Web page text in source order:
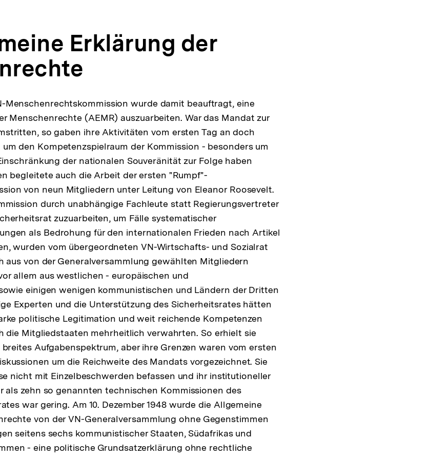
Erklärung der
Menschenrechtskommission wurde damit beauftragt, eine
Menschenrechte (AEMR) auszuarbeiten. War das Mandat zur
so gaben ihre Aktivitäten vom ersten Tag an doch
den Kompetenzspielraum der Kommission - besonders um
der nationalen Souveränität zur Folge haben
begleitete auch die Arbeit der ersten "Rumpf"-
von neun Mitgliedern unter Leitung von Eleanor Roosevelt.
durch unabhängige Fachleute statt Regierungsvertreter
zuzuarbeiten, um Fälle systematischer
als Bedrohung für den internationalen Frieden nach Artikel
wurden vom übergeordneten VN-Wirtschafts- und Sozialrat
aus von der Generalversammlung gewählten Mitgliedern
allem aus westlichen - europäischen und
einigen wenigen kommunistischen und Ländern der Dritten
Experten und die Unterstützung des Sicherheitsrates hätten
politische Legitimation und weit reichende Kompetenzen
die Mitgliedstaaten mehrheitlich verwahrten. So erhielt sie
Aufgabenspektrum, aber ihre Grenzen waren vom ersten
um die Reichweite des Mandats vorgezeichnet. Sie
nicht mit Einzelbeschwerden befassen und ihr institutioneller
als zehn so genannten technischen Kommissionen des
war gering. Am 10. Dezember 1948 wurde die Allgemeine
von der VN-Generalversammlung ohne Gegenstimmen
seitens sechs kommunistischer Staaten, Südafrikas und
- eine politische Grundsatzerklärung ohne rechtliche